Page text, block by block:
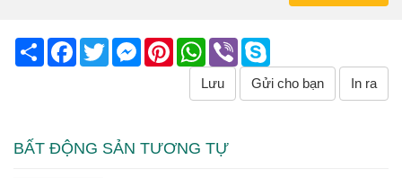
Share Facebook
TwitterMessenger
PinterestWhatsApp
Viber
Lưu Gửi cho bạn In ra
BẤT ĐỘNG SẢN TƯƠNG TỰ